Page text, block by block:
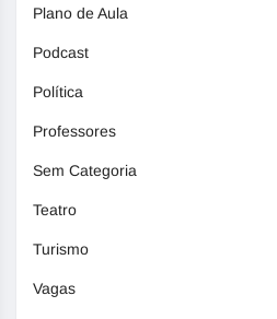
Plano de Aula
Podcast
Política
Professores
Sem Categoria
Teatro
Turismo
Vagas